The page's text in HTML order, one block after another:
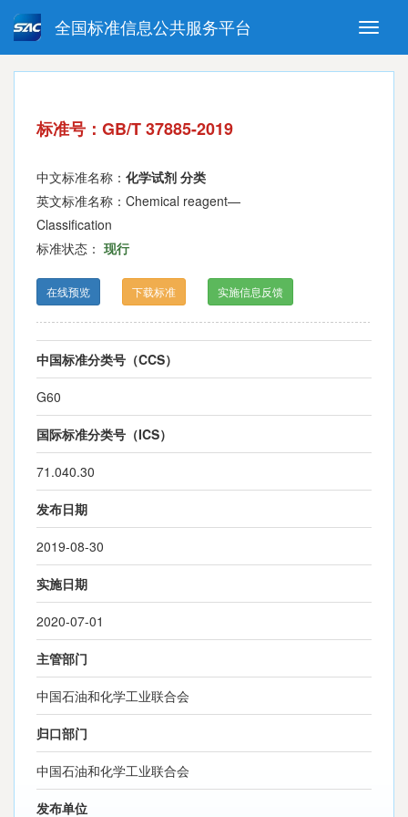
Toggle
全国标准信息公共服务平台
强制性国家标准 推荐性国家标准
指导性技术文件 (National standards in foreign
标准号：GB/T 37885-2019
中文标准名称： 化学试剂 分类
英文标准名称：Chemical reagent—
Classification
标准状态： 现行
在线预览 下载标准 实施信息反馈
中国标准分类号（CCS）
G60
国际标准分类号（ICS）
71.040.30
发布日期
2019-08-30
实施日期
2020-07-01
主管部门
中国石油和化学工业联合会
归口部门
中国石油和化学工业联合会
发布单位